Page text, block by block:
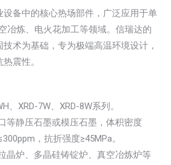
备中的核心热场部件，广泛应用于单
冶炼、电火花加工等领域。信瑞达的
术为基础，专为极端高温环境设计，
震性。
、XRD-7W、XRD-8W系列。
等静压石墨或模压石墨，体积密度
，抗折强度≥45MPa。
晶炉、多晶硅铸锭炉、真空冶炼炉等